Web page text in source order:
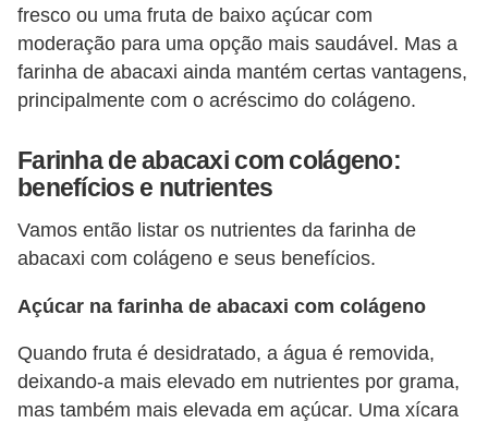
fresco ou uma fruta de baixo açúcar com
moderação para uma opção mais saudável. Mas a
farinha de abacaxi ainda mantém certas vantagens,
principalmente com o acréscimo do colágeno.
Farinha de abacaxi com colágeno:
benefícios e nutrientes
Vamos então listar os nutrientes da farinha de
abacaxi com colágeno e seus benefícios.
Açúcar na farinha de abacaxi com colágeno
Quando fruta é desidratado, a água é removida,
deixando-a mais elevado em nutrientes por grama,
mas também mais elevada em açúcar. Uma xícara
e
P
l
n
a
m
d
i